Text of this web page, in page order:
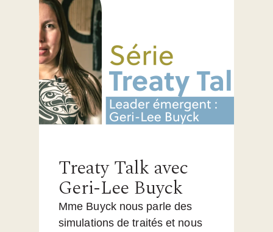
Treaty Talk avec
Geri-Lee Buyck
Mme Buyck nous parle des
simulations de traités et nous